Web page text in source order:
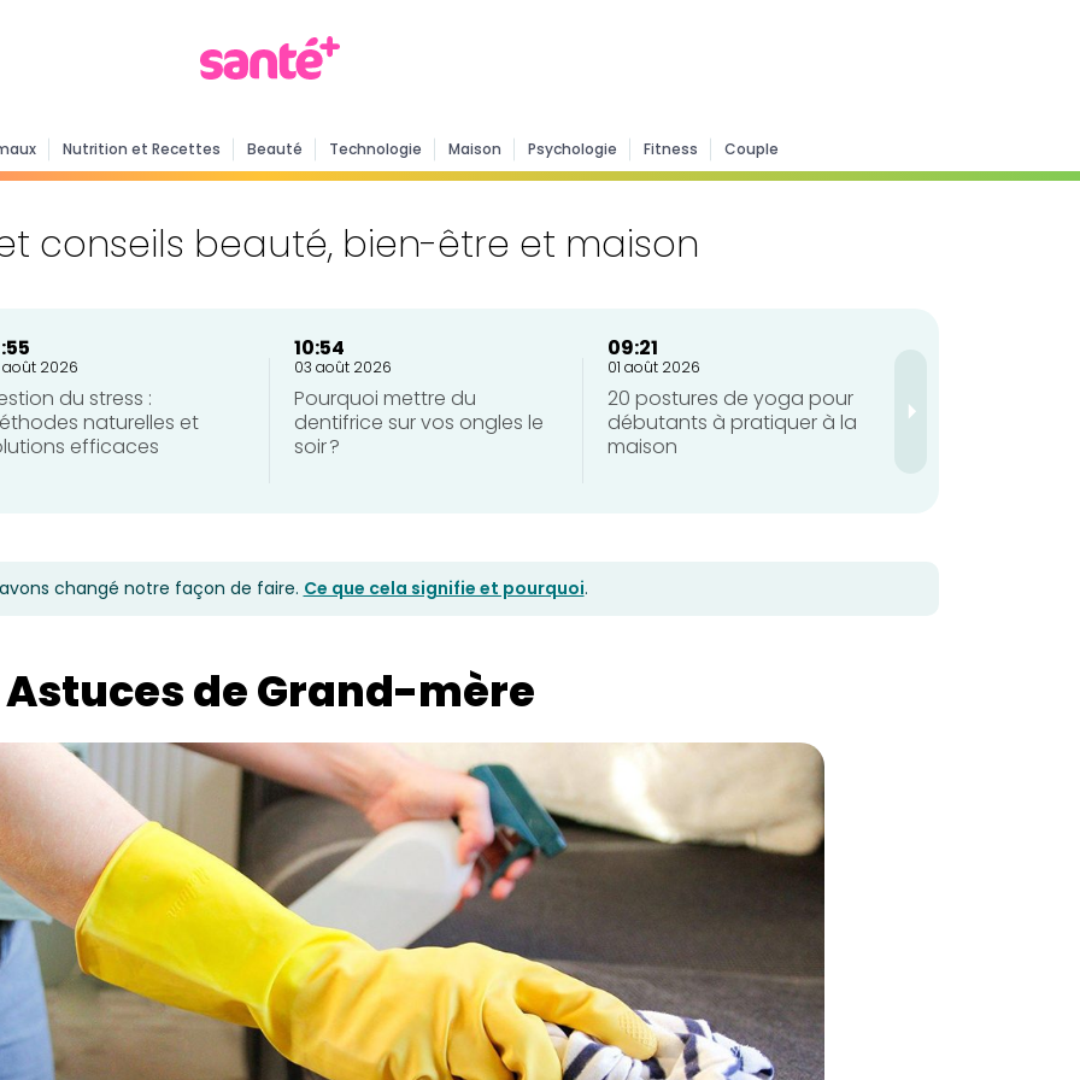
Nutrition et Recettes Beauté Technologie Maison Psychologie Fitness Couple
conseils beauté, bien-être et maison
août 2026
du stress :
naturelles et
efficaces
10:54
03 août 2026
Pourquoi mettre du
dentifrice sur vos ongles le
soir ?
09:21
01 août 2026
20 postures de yoga pour
débutants à pratiquer à la
maison
changé notre façon de faire. Ce que cela signifie et pourquoi.
Astuces de Grand-mère